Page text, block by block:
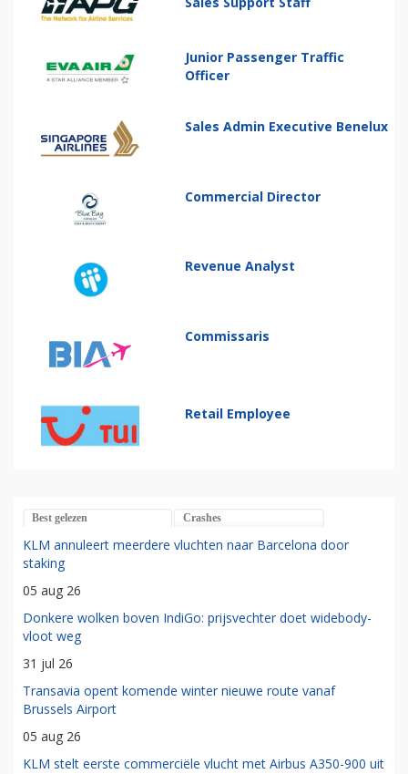
Junior Passenger Traffic
Officer
Sales Admin Executive Benelux
Commercial Director
Revenue Analyst
Commissaris
Retail Employee
Best gelezen Crashes
KLM annuleert meerdere vluchten naar Barcelona door
staking
05 aug 26
Donkere wolken boven IndiGo: prijsvechter doet widebody-
vloot weg
31 jul 26
Transavia opent komende winter nieuwe route vanaf
Brussels Airport
05 aug 26
KLM stelt eerste commerciële vlucht met Airbus A350-900 uit